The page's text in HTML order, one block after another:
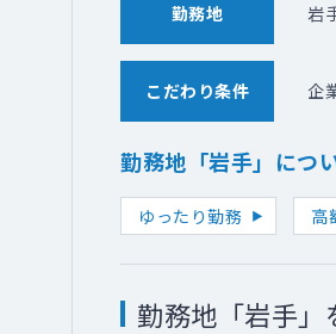
勤務地 岩
こだわり条件 企
勤務地「岩手」につ
ゆったり勤務 高
勤務地「岩手」